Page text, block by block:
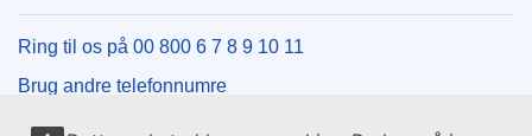
Ring til os på 00 800 6 7 8 9 10 11
Brug andre telefonnumre
Skriv til os via vores kontaktformular